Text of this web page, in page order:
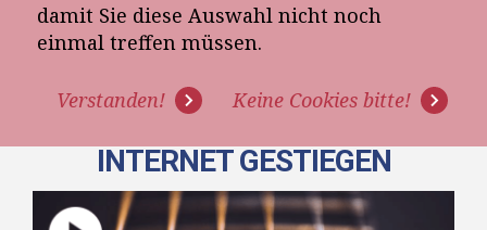
damit Sie diese Auswahl nicht noch
einmal treffen müssen.
Verstanden! Keine Cookies bitte!
[VIDEO] KUNDENDIENST IM
MÖBELHANDEL (2/3) - DER
EINSATZ IST DURCH DAS
INTERNET GESTIEGEN